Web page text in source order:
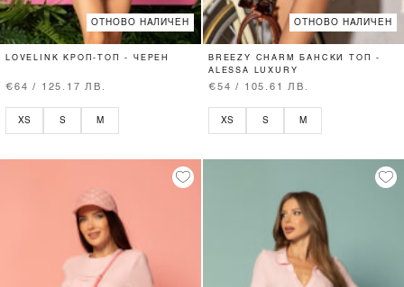
ОТНОВО НАЛИЧЕН
LOVELINK КРОП-ТОП - ЧЕРЕН
€64 / 125.17 ЛВ.
XS S M
ОТНОВО НАЛИЧЕН
BREEZY CHARM БАНСКИ ТОП -
ALESSA LUXURY
€54 / 105.61 ЛВ.
XS S M